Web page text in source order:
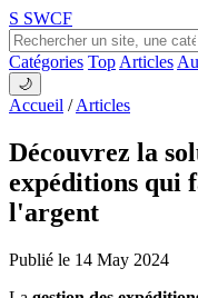
S SWCF
Catégories Top Articles
🌙
Accueil /Articles
Découvrez la
expéditions qui
l'argent
Publié le 14 May 2024